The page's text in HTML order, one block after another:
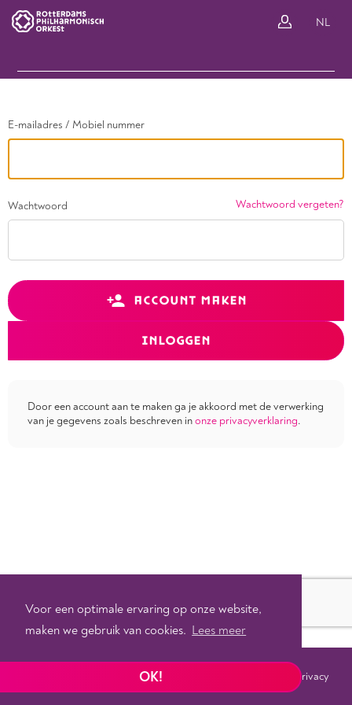
Voor een optimale ervaring op onze website,
maken we gebruik van cookies. Lees meer
OK!
NL
E-mailadres / Mobiel nummer
Wachtwoord Wachtwoord vergeten?
ACCOUNT MAKEN
INLOGGEN
Door een account aan te maken ga je akkoord met de verwerking
van je gegevens zoals beschreven inonze privacyverklaring.
Tixly Privacy